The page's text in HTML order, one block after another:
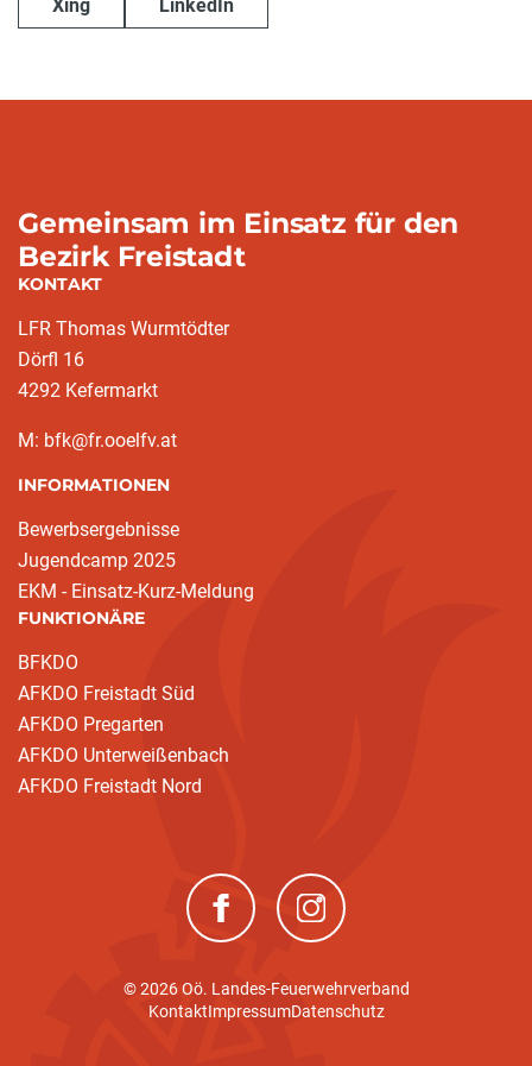
Xing LinkedIn
Gemeinsam im Einsatz für den
Bezirk Freistadt
KONTAKT
LFR Thomas Wurmtödter
Dörfl 16
4292 Kefermarkt
M: bfk@fr.ooelfv.at
INFORMATIONEN
Bewerbsergebnisse
Jugendcamp 2025
EKM - Einsatz-Kurz-Meldung
FUNKTIONÄRE
BFKDO
AFKDO Freistadt Süd
AFKDO Pregarten
AFKDO Unterweißenbach
AFKDO Freistadt Nord
(neues Fenster)(neues Fenster)
© 2026 Oö. Landes-Feuerwehrverband
KontaktImpressumDatenschutz